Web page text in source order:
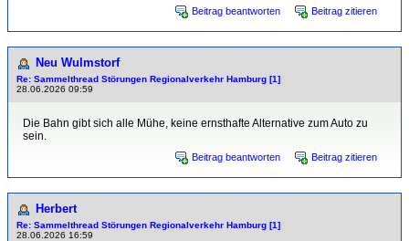
Beitrag beantworten Beitrag zitieren
Neu Wulmstorf
Re: Sammelthread Störungen Regionalverkehr Hamburg [1]
28.06.2026 09:59
Die Bahn gibt sich alle Mühe, keine ernsthafte Alternative zum Auto zu
sein.
Beitrag beantworten Beitrag zitieren
Herbert
Re: Sammelthread Störungen Regionalverkehr Hamburg [1]
28.06.2026 16:59